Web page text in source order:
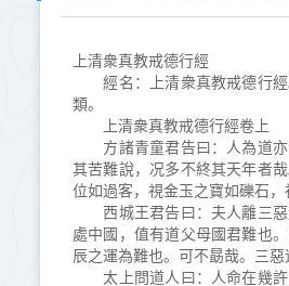
上清衆真教戒德行經
經名：上清衆真教戒德行經
類。
上清衆真教戒德行經卷上
方諸青童君告曰：人為道亦
其苦難說，况多不終其天年者
位如過客，視金玉之寶如礫石，
西城王君告曰：夫人離三惡
處中國，值有道父母國君難也
辰之運為難也。可不勗哉。三
太上問道人曰：人命在幾許